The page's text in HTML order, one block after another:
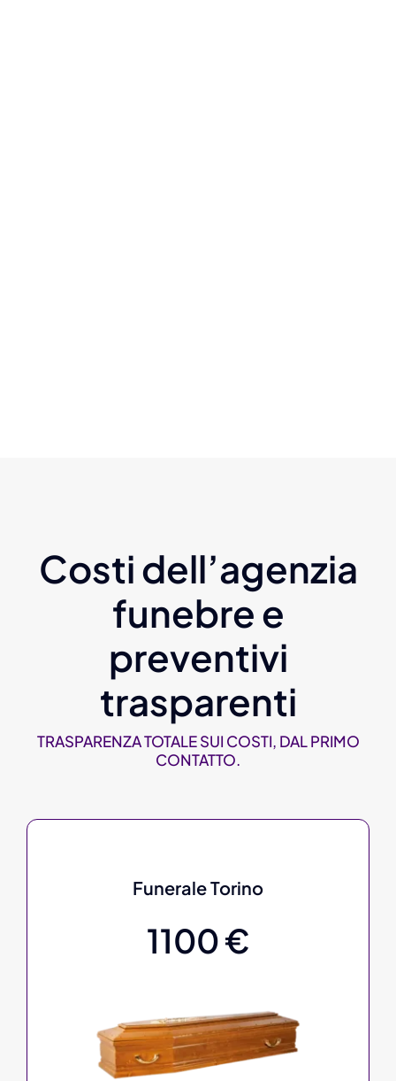
Costi dell’agenzia
funebre e
preventivi
trasparenti
TRASPARENZA TOTALE SUI COSTI, DAL PRIMO
CONTATTO.
Funerale Torino
1100 €